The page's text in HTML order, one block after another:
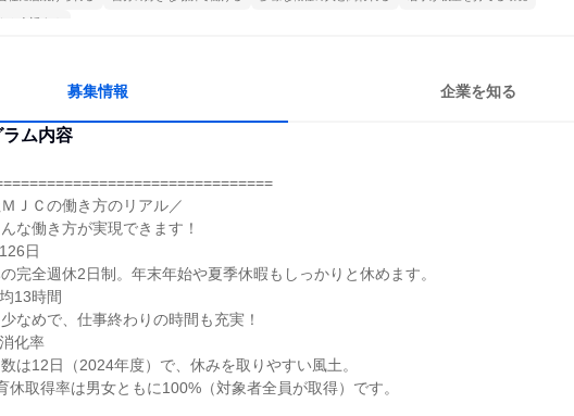
ん会話する
募集情報 企業を知る
ム内容
ＪＣの働き方のリアル／
な働き方が実現できます！
日
完全週休2日制。年末年始や夏季休暇もしっかりと休めます。
13時間
なめで、仕事終わりの時間も充実！
化率
は12日（2024年度）で、休みを取りやすい風土。
休取得率は男女ともに100%（対象者全員が取得）です。